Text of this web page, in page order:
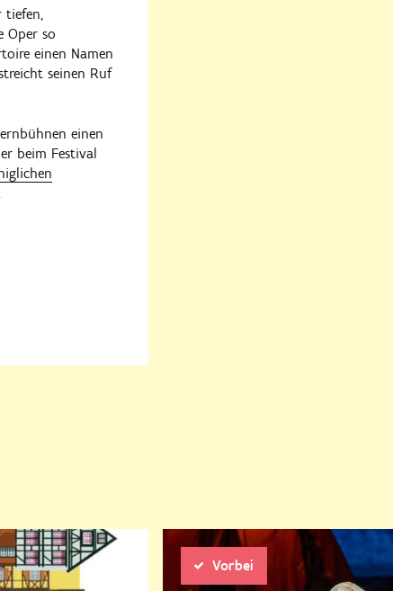
tiefen,
Oper so
einen Namen
seinen Ruf
einen
beim Festival
Vorbei